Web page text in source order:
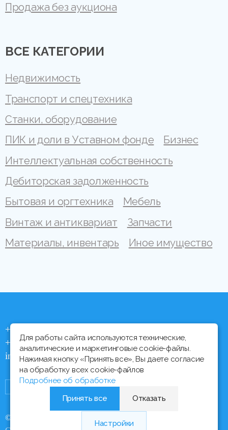
Продажа без аукциона
ВСЕ КАТЕГОРИИ
Недвижимость
Транспорт и спецтехника
Станки, оборудование
ПИК и доли в Уставном фонде
Бизнес
Интеллектуальная собственность
Дебиторская задолженность
Бытовая и оргтехника
Мебель
Винтаж и антиквариат
Запчасти
Материалы, инвентарь
Иное имущество
+375 (44) 704 92 06
+375 (17) 373 21 33
info@ipmtorgi.by
© Все права защищены, 2000 - 2026 ИПМ-Торги
Для работы сайта используются технические,
аналитические и маркетинговые cookie-файлы.
Нажимая кнопку «Принять все», Вы даете согласие
на обработку всех cookie-файлов
Подробнее об обработке
Принять все
Отказать
Настройки